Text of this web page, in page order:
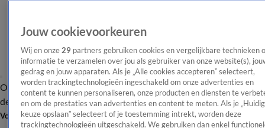
OverzichtAfleveringen Entertainment TV Algemeen
Tip
de redactieNieuwsbrief
Volg Shownieuws
Jouw cookievoorkeuren
Wij en onze 29 partners gebruiken cookies en vergelijkbare technieken
informatie te verzamelen over jou als gebruiker van onze website(s),
gedrag en jouw apparaten. Als je „Alle cookies accepteren” selecteert,
worden trackingtechnologieën ingeschakeld om onze advertenties en
content te kunnen personaliseren, onze producten en diensten te
en om de prestaties van advertenties en content te meten. Als je
keuze opslaan” selecteert of je toestemming intrekt, worden deze
trackingtechnologieën uitgeschakeld. We gebruiken dan enkel